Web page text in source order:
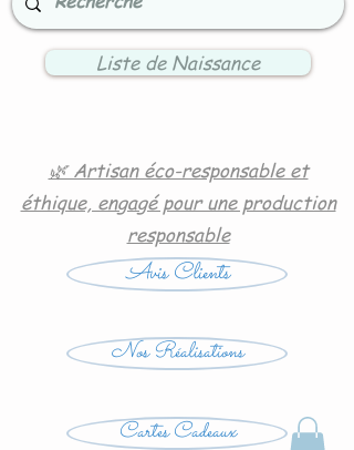
Liste de Naissance
🌿 Artisan éco-responsable et
éthique, engagé pour une production
responsable
Avis Clients
Nos Réalisations
Cartes Cadeaux